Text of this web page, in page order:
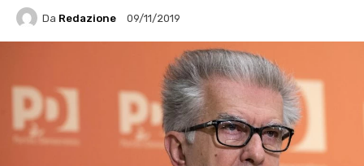
Da Redazione 09/11/2019